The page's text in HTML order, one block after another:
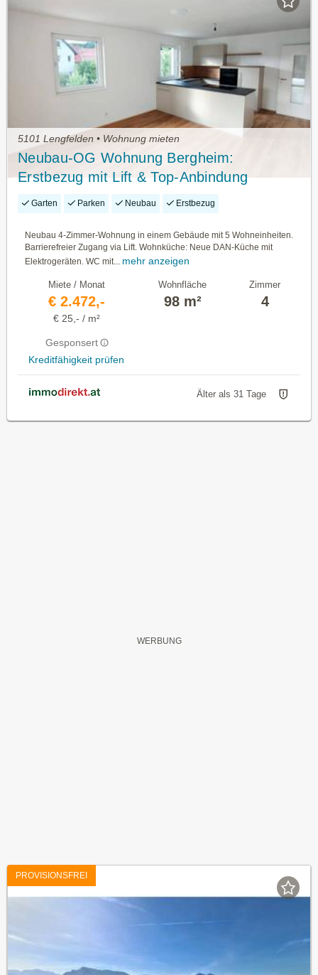
5101 Lengfelden • Wohnung mieten
Neubau-OG Wohnung Bergheim:
Erstbezug mit Lift & Top-Anbindung
Garten Parken Neubau Erstbezug
Neubau 4-Zimmer-Wohnung in einem Gebäude mit 5 Wohneinheiten.
Barrierefreier Zugang via Lift. Wohnküche: Neue DAN-Küche mit
Elektrogeräten. WC mit... mehr anzeigen
Miete / Monat
€ 2.472,-
€ 25,- / m²
Gesponsert
Kreditfähigkeit prüfen
Wohnfläche
98 m²
Zimmer
4
Älter als 31 Tage
PROVISIONSFREI